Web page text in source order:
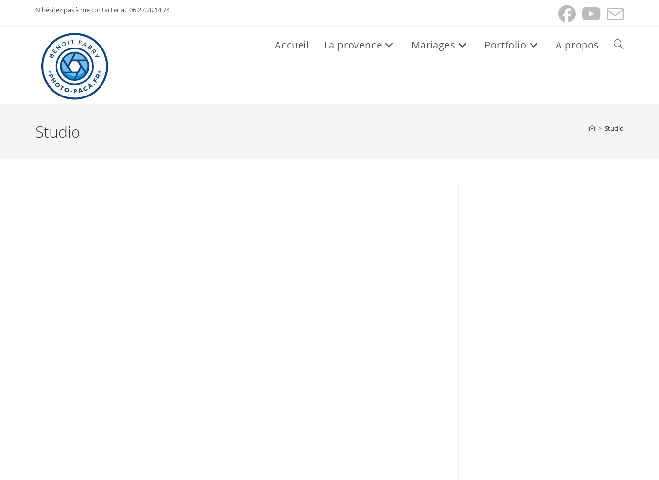
N'hésitez pas à me contacter au 06.27.28.14.74
Accueil La provence Mariages Portfolio A propos Toggle
Studio > Studio